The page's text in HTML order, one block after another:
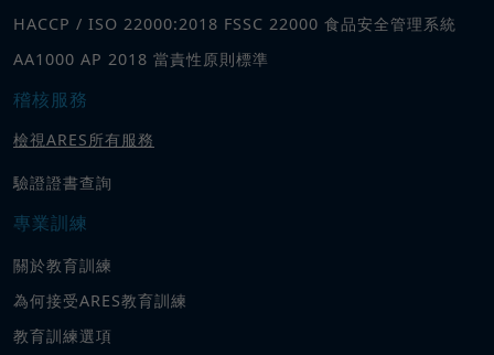
HACCP / ISO 22000:2018 FSSC 22000 食品安全管理系統
AA1000 AP 2018 當責性原則標準
稽核服務
檢視ARES所有服務
驗證證書查詢
專業訓練
關於教育訓練
為何接受ARES教育訓練
教育訓練選項